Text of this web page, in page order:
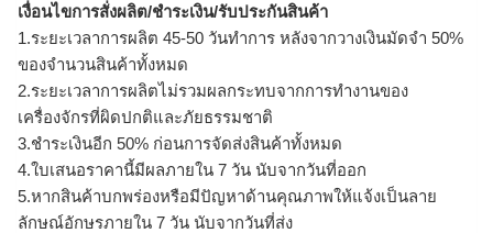
เงื่อนไขการสั่งผลิต/ชำระเงิน/รับประกันสินค้า
1.ระยะเวลาการผลิต 45-50 วันทำการ หลังจากวางเงินมัดจำ 50%
ของจำนวนสินค้าทั้งหมด
2.ระยะเวลาการผลิตไม่รวมผลกระทบจากการทำงานของ
เครื่องจักรที่ผิดปกติและภัยธรรมชาติ
3.ชำระเงินอีก 50% ก่อนการจัดส่งสินค้าทั้งหมด
4.ใบเสนอราคานี้มีผลภายใน 7 วัน นับจากวันที่ออก
5.หากสินค้าบกพร่องหรือมีปัญหาด้านคุณภาพให้แจ้งเป็นลาย
ลักษณ์อักษรภายใน 7 วัน นับจากวันที่ส่ง